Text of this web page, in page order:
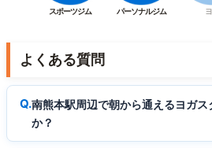
スポーツジム パーソナルジム
よくある質問
南熊本駅周辺で朝から通えるヨガ
か？